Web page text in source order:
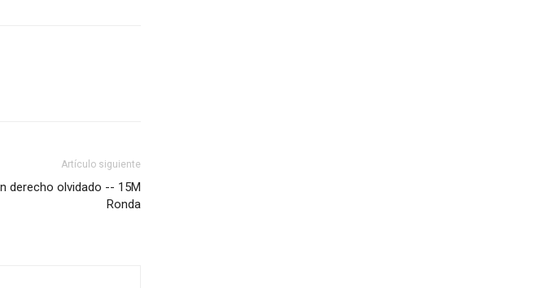
Artículo siguiente
derecho olvidado -- 15M
Ronda